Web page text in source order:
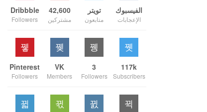
الفيسبوك
الإعجابات
تويتر
متابعون
42,600
مشتركين
Dribbble
Followers
117k
Subscribers
3
Followers
VK
Members
Pinterest
Followers